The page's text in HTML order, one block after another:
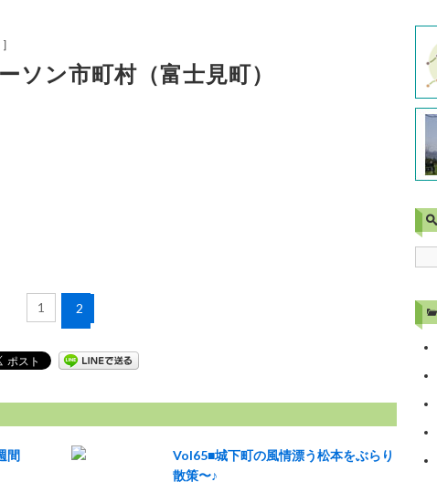
］
ン市町村（富士見町）
1 2
間
Vol65■城下町の風情漂う松本をぶらり
散策〜♪